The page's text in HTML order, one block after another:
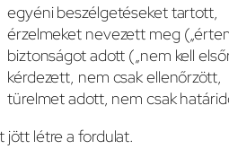
egyéni beszélgetéseket tartott,
érzelmeket nevezett meg
biztonságot adott („nem kell
kérdezett, nem csak ellenőrzött,
türelmet adott, nem csak
jött létre a fordulat.